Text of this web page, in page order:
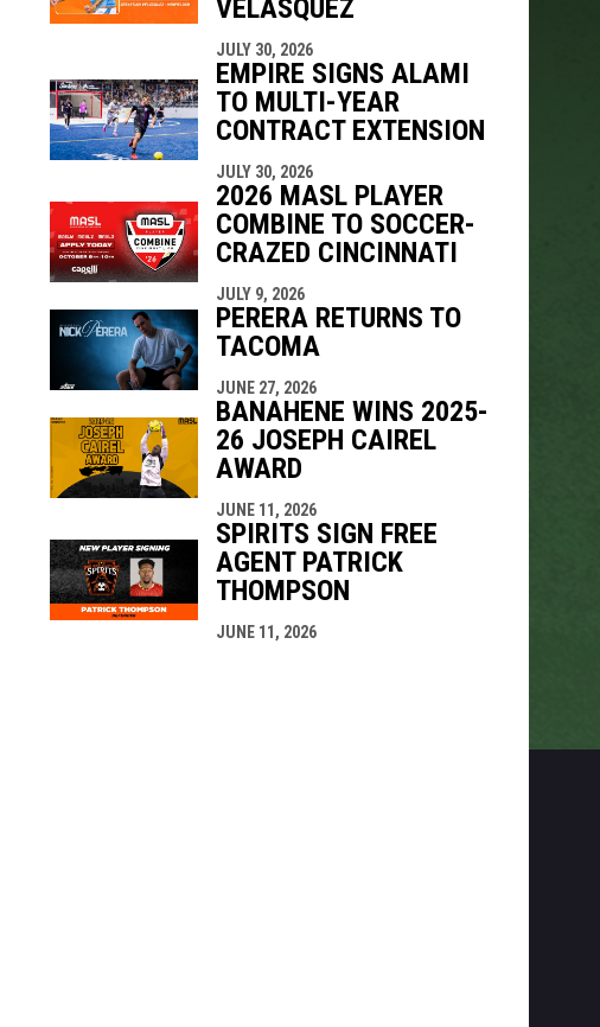
VELÁSQUEZ
JULY 30, 2026
EMPIRE SIGNS ALAMI
TO MULTI-YEAR
CONTRACT EXTENSION
JULY 30, 2026
2026 MASL PLAYER
COMBINE TO SOCCER-
CRAZED CINCINNATI
JULY 9, 2026
PERERA RETURNS TO
TACOMA
JUNE 27, 2026
BANAHENE WINS 2025-
26 JOSEPH CAIREL
AWARD
JUNE 11, 2026
SPIRITS SIGN FREE
AGENT PATRICK
THOMPSON
JUNE 11, 2026